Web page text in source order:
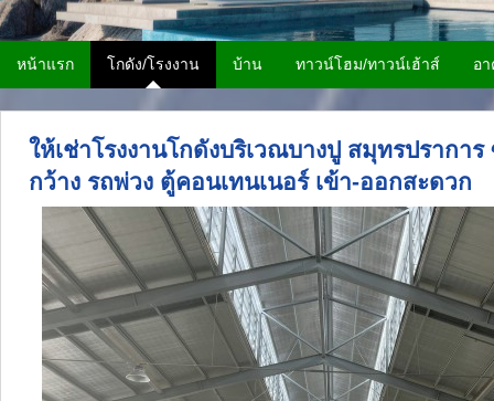
หน้าแรก โกดัง/โรงงาน บ้าน ทาวน์โฮม/ทาวน์เฮ้าส์ อ
ให้เช่าโรงงานโกดังบริเวณบางปู สมุทรปรากา
กว้าง รถพ่วง ตู้คอนเทนเนอร์ เข้า-ออกสะดวก